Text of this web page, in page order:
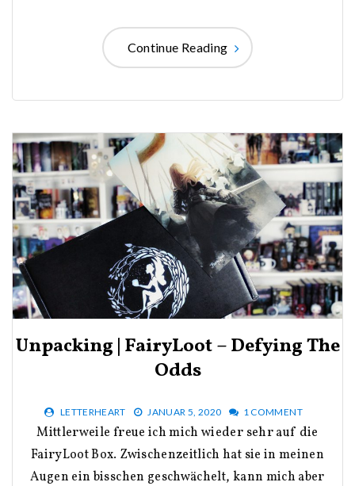
Continue Reading
Unpacking | FairyLoot – Defying The
Odds
LETTERHEART JANUAR 5, 2020 1 COMMENT
Mittlerweile freue ich mich wieder sehr auf die
FairyLoot Box. Zwischenzeitlich hat sie in meinen
Augen ein bisschen geschwächelt, kann mich aber